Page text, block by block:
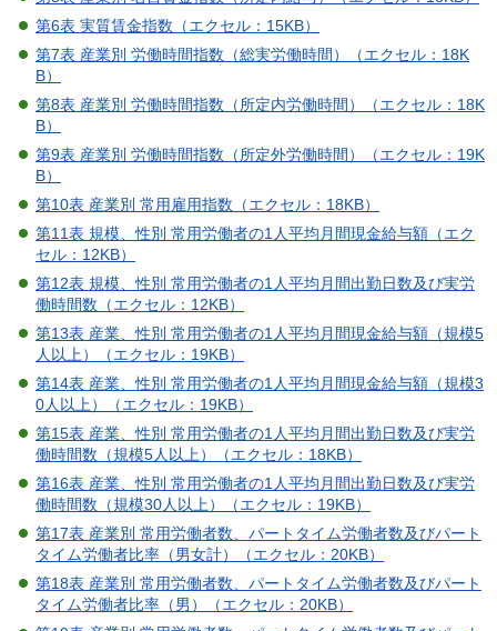
第6表 実質賃金指数（エクセル：15KB）
第7表 産業別 労働時間指数（総実労働時間）（エクセル：18K
B）
第8表 産業別 労働時間指数（所定内労働時間）（エクセル：18K
B）
第9表 産業別 労働時間指数（所定外労働時間）（エクセル：19K
B）
第10表 産業別 常用雇用指数（エクセル：18KB）
第11表 規模、性別 常用労働者の1人平均月間現金給与額（エク
セル：12KB）
第12表 規模、性別 常用労働者の1人平均月間出勤日数及び実労
働時間数（エクセル：12KB）
第13表 産業、性別 常用労働者の1人平均月間現金給与額（規模5
人以上）（エクセル：19KB）
第14表 産業、性別 常用労働者の1人平均月間現金給与額（規模3
0人以上）（エクセル：19KB）
第15表 産業、性別 常用労働者の1人平均月間出勤日数及び実労
働時間数（規模5人以上）（エクセル：18KB）
第16表 産業、性別 常用労働者の1人平均月間出勤日数及び実労
働時間数（規模30人以上）（エクセル：19KB）
第17表 産業別 常用労働者数、パートタイム労働者数及びパート
タイム労働者比率（男女計）（エクセル：20KB）
第18表 産業別 常用労働者数、パートタイム労働者数及びパート
タイム労働者比率（男）（エクセル：20KB）